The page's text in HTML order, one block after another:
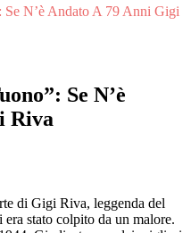
N’è Andato A 79 Anni Gigi
Se N’è
Riva
di Gigi Riva, leggenda del
stato colpito da un malore.